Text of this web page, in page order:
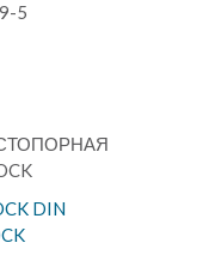
5
DIN